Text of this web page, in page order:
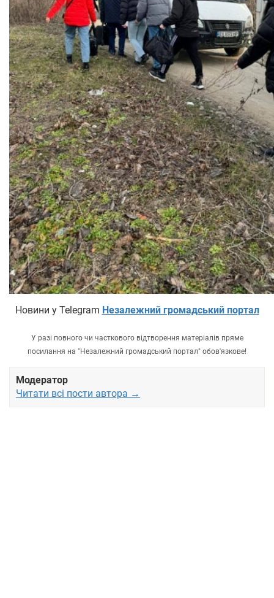
Новини у Telegram Незалежний громадський портал
У разі повного чи часткового відтворення матеріалів пряме
посилання на "Незалежний громадський портал" обов'язкове!
Модератор
Читати всі пости автора →